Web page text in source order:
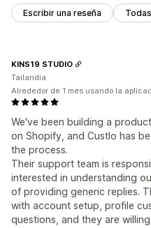
Escribir una reseña
We've been building a
on Shopify, and Custlo has
the process.
Their support team is
interested in understanding
of providing generic replies.
with account setup, profile
questions, and they are
KINS19 STUDIO
Tailandia
Alrededor de 1 mes usando la